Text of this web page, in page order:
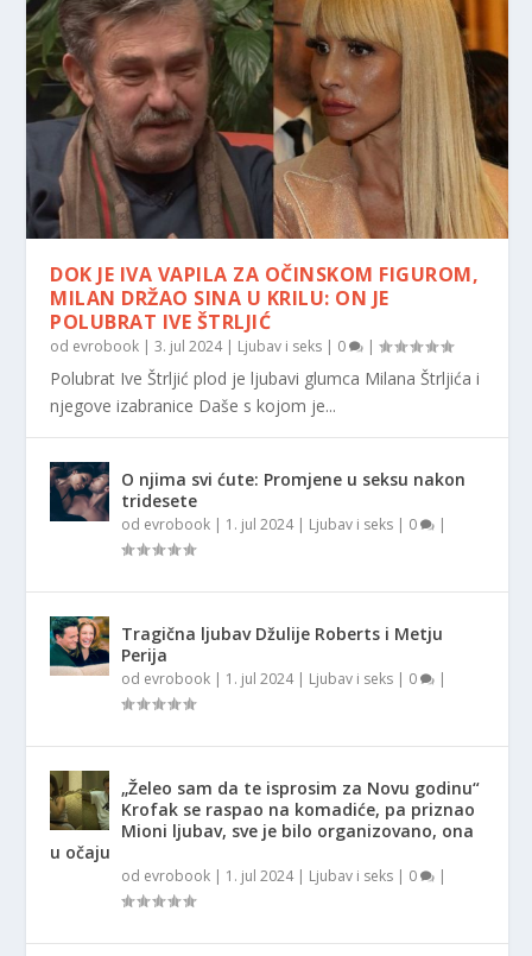
DOK JE IVA VAPILA ZA OČINSKOM FIGUROM,
MILAN DRŽAO SINA U KRILU: ON JE
POLUBRAT IVE ŠTRLJIĆ
od evrobook |3. jul 2024| Ljubav i seks | 0 |
Polubrat Ive Štrljić plod je ljubavi glumca Milana Štrljića i
njegove izabranice Daše s kojom je...
O njima svi ćute: Promjene u seksu nakon
tridesete
od evrobook | 1. jul 2024| Ljubav i seks | 0 |
Tragična ljubav Džulije Roberts i Metju
Perija
od evrobook | 1. jul 2024| Ljubav i seks | 0 |
„Želeo sam da te isprosim za Novu godinu“
Krofak se raspao na komadiće, pa priznao
Mioni ljubav, sve je bilo organizovano, ona
u očaju
od evrobook | 1. jul 2024| Ljubav i seks | 0 |